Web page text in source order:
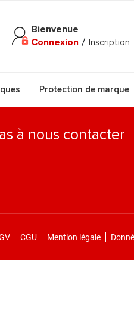
Bienvenue
Connexion / Inscription
Protection de marque
à nous contacter
CGU Mention légale